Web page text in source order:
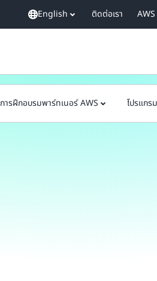
English ติดต่อเรา
การฝึกอบรมพาร์ทเนอร์ AWS โปรแกร